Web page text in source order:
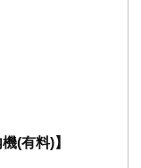
(有料)】